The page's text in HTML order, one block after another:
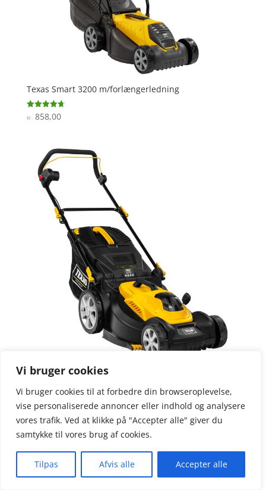
Vi bruger cookies
Vi bruger cookies til at forbedre din browseroplevelse,
vise personaliserede annoncer eller indhold og analysere
vores trafik. Ved at klikke på "Accepter alle" giver du
samtykke til vores brug af cookies.
Tilpas Afvis alle Accepter alle
Texas Smart 3200 m/forlængerledning
Vurderet
4.7
kr. 858,00
Texas Smart 4400
kr.1.599,00